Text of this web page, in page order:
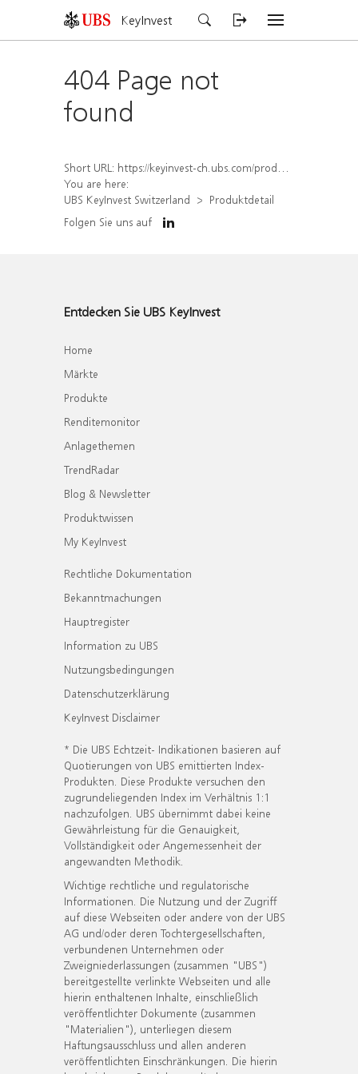
KeyInvest
404 Page not
found
Short URL: https://keyinvest-ch.ubs.com/produkt/detail/index/isin/CH1575344598
You are here:
UBS KeyInvest Switzerland
Produktdetail
Folgen Sie uns auf
Entdecken Sie UBS KeyInvest
Home
Märkte
Produkte
Renditemonitor
Anlagethemen
TrendRadar
Blog & Newsletter
Produktwissen
My KeyInvest
Rechtliche Dokumentation
Bekanntmachungen
Hauptregister
Information zu UBS
Nutzungsbedingungen
Datenschutzerklärung
KeyInvest Disclaimer
* Die UBS Echtzeit- Indikationen basieren auf
Quotierungen von UBS emittierten Index-
Produkten. Diese Produkte versuchen den
zugrundeliegenden Index im Verhältnis 1:1
nachzufolgen. UBS übernimmt dabei keine
Gewährleistung für die Genauigkeit,
Vollständigkeit oder Angemessenheit der
angewandten Methodik.
Wichtige rechtliche und regulatorische
Informationen. Die Nutzung und der Zugriff
auf diese Webseiten oder andere von der UBS
AG und/oder deren Tochtergesellschaften,
verbundenen Unternehmen oder
Zweigniederlassungen (zusammen "UBS")
bereitgestellte verlinkte Webseiten und alle
hierin enthaltenen Inhalte, einschließlich
veröffentlichter Dokumente (zusammen
"Materialien"), unterliegen diesem
Haftungsausschluss und allen anderen
veröffentlichten Einschränkungen. Die hierin